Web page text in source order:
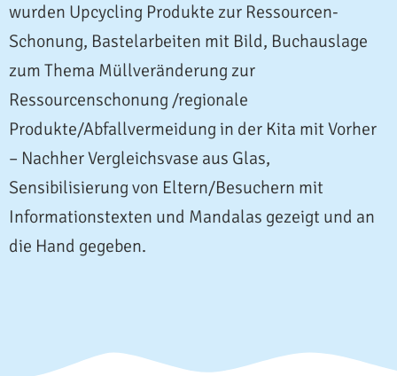
wurden Upcycling Produkte zur Ressourcen-
Schonung, Bastelarbeiten mit Bild, Buchauslage
zum Thema Müllveränderung zur
Ressourcenschonung /regionale
Produkte/Abfallvermeidung in der Kita mit Vorher
– Nachher Vergleichsvase aus Glas,
Sensibilisierung von Eltern/Besuchern mit
Informationstexten und Mandalas gezeigt und an
die Hand gegeben.